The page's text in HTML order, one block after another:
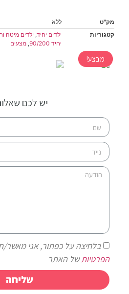
מק"ט
ללא
קטגוריות
ילדים יחיד, ילדים מיטה
יחיד 90/200
, מצעים
מבצע!
יש לכם
בלחיצה על כפתור, אני
הפרטיותשל האתר
שליחה